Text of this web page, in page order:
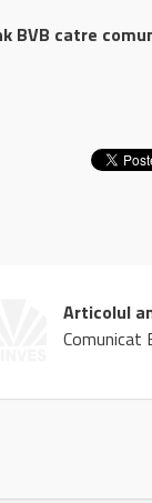
BVB catre
Articolul
Comunicat